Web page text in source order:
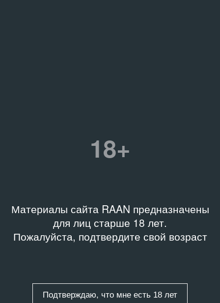
18+
Материалы сайта RAAN предназначены
для лиц старше 18 лет.
Пожалуйста, подтвердите свой возраст
Подтверждаю, что мне есть 18 лет